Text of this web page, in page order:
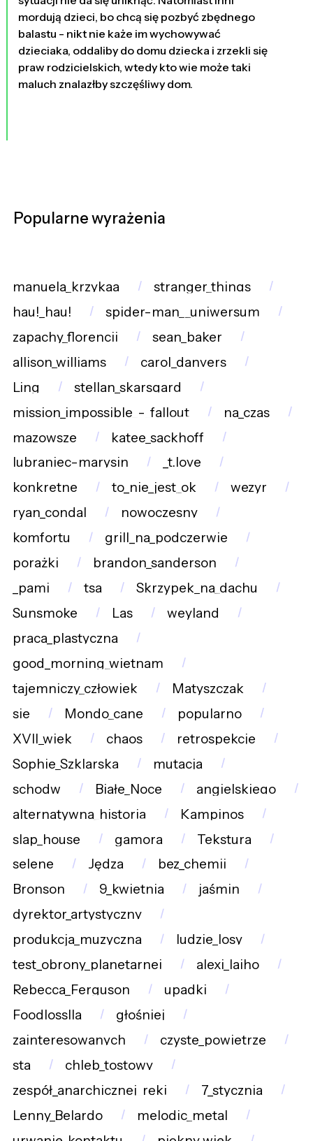
mordują dzieci, bo chcą się pozbyć zbędnego
balastu - nikt nie każe im wychowywać
dzieciaka, oddaliby do domu dziecka i zrzekli się
praw rodzicielskich, wtedy kto wie może taki
maluch znalazłby szczęśliwy dom.
Popularne wyrażenia
manuela_krzykaa
stranger_things
hau!_hau!
spider-man__uniwersum
zapachy_florencji
sean_baker
allison_williams
carol_danvers
Ling
stellan_skarsgard
mission_impossible_-_fallout
na_czas
mazowsze
katee_sackhoff
lubraniec-marysin
_t.love
konkretne
to_nie_jest_ok
wezyr
ryan_condal
nowoczesny
komfortu
grill_na_podczerwie
porażki
brandon_sanderson
_pami
tsa
Skrzypek_na_dachu
Sunsmoke
Las
weyland
praca_plastyczna
good_morning_wietnam
tajemniczy_człowiek
Matyszczak
sie
Mondo_cane
popularno
XVII_wiek
chaos
retrospekcje
Sophie_Szklarska
mutacja
schodw
Białe_Noce
angielskiego
alternatywna_historia
Kampinos
slap_house
gamora
Tekstura
selene
Jędza
bez_chemii
Bronson
9_kwietnia
jaśmin
dyrektor_artystyczny
produkcja_muzyczna
ludzie_losy
test_obrony_planetarnej
alexi_laiho
Rebecca_Ferguson
upadki
Foodlosslla
głośniej
zainteresowanych
czyste_powietrze
sta
chleb_tostowy
zespół_anarchicznej_ręki
7_stycznia
Lenny_Belardo
melodic_metal